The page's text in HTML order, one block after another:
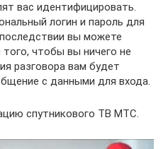
вас идентифицировать.
логин и пароль для
вы можете
чтобы вы ничего не
разговора вам будет
с данными для входа.
спутникового ТВ МТС.